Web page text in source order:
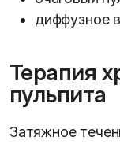
диффузное
Терапия
пульпита
Затяжное